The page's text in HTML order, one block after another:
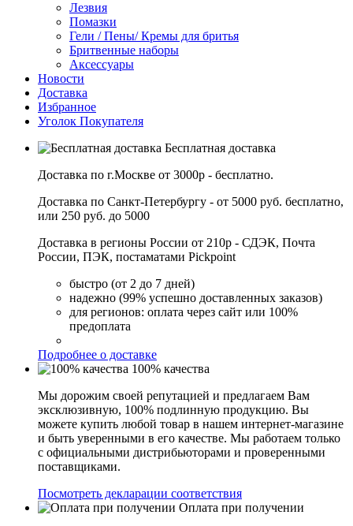
Лезвия
Помазки
Гели / Пены/ Кремы для бритья
Бритвенные наборы
Аксессуары
Новости
Доставка
Избранное
Уголок Покупателя
Бесплатная доставка
Доставка по г.Москве от 3000р - бесплатно.
Доставка по Санкт-Петербургу - от 5000 руб. бесплатно,
или 250 руб. до 5000
Доставка в регионы России от 210р - СДЭК, Почта
России, ПЭК, постаматами Pickpoint
быстро (от 2 до 7 дней)
надежно (99% успешно доставленных заказов)
для регионов: оплата через сайт или 100%
предоплата
Подробнее о доставке
100% качества
Мы дорожим своей репутацией и предлагаем Вам
эксклюзивную, 100% подлинную продукцию. Вы
можете купить любой товар в нашем интернет-магазине
и быть уверенными в его качестве. Мы работаем только
с официальными дистрибьюторами и проверенными
поставщиками.
Посмотреть декларации соответствия
Оплата при получении